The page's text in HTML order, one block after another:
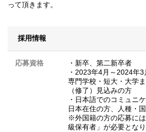
って頂きます。
採用情報
応募資格
・新卒、第二新卒者
・2023年4月～2024年
専門学校・短大・大学
（修了）見込みの方
・日本語でのコミュニ
日本在住の方、人種・国
※外国籍の方の応募に
級保有者」が必要となり